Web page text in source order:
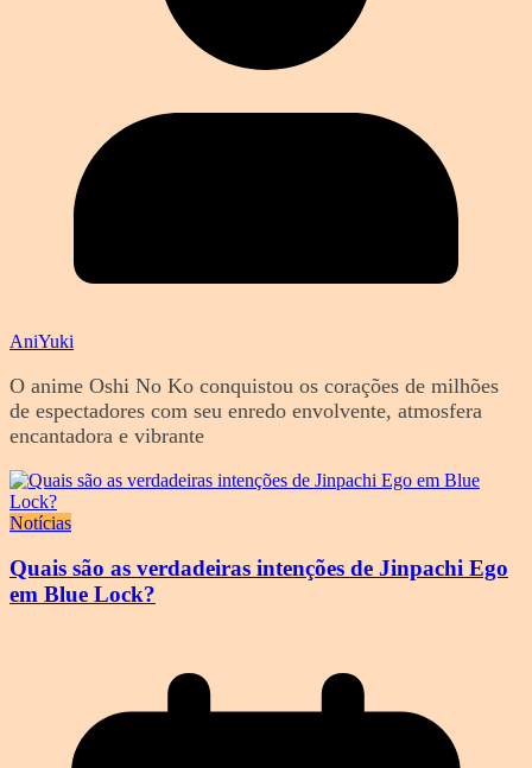
AniYuki
O anime Oshi No Ko conquistou os corações de milhões
de espectadores com seu enredo envolvente, atmosfera
encantadora e vibrante
Notícias
Quais são as verdadeiras intenções de Jinpachi Ego
em Blue Lock?